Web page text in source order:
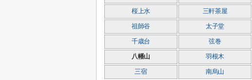
桜上水 三軒茶屋
祖師谷 太子堂
千歳台 弦巻
八幡山 羽根木
三宿 南烏山